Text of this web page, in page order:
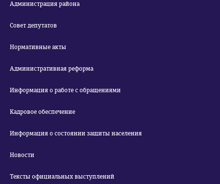
Администрация района
Совет депутатов
Нормативные акты
Административная реформа
Информация о работе с обращениями
Кадровое обеспечение
Информация о состоянии защиты населения
Новости
Тексты официальных выступлений